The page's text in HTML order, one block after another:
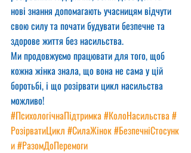
нові знання допомагають учасницям відчути
свою силу та почати будувати безпечне та
здорове життя без насильства.
Ми продовжуємо працювати для того, щоб
кожна жінка знала, що вона не сама у цій
боротьбі, і що розірвати цикл насильства
можливо!
#ПсихологічнаПідтримка#КолоНасильства#
РозірватиЦикл #СилаЖінок#БезпечніСтосунк
и#РазомДоПеремоги